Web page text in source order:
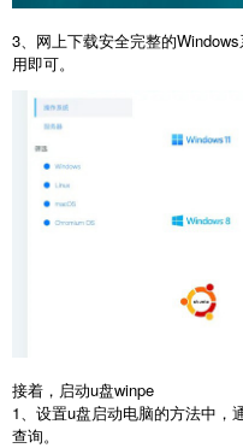
3、网上下载安全完整的
用即可。
接着，启动u盘winpe
1、设置u盘启动电脑的方法中，
查询。